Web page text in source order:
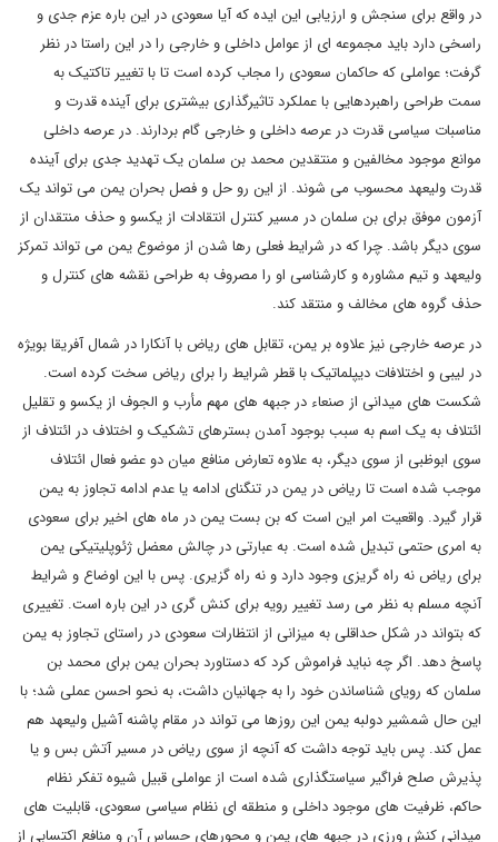
در واقع برای سنجش و ارزیابی این ایده که آیا سعودی در این باره عزم جدی و
راسخی دارد باید مجموعه ای از عوامل داخلی و خارجی را در این راستا در نظر
گرفت؛ عواملی که حاکمان سعودی را مجاب کرده است تا با تغییر تاکتیک به
سمت طراحی راهبردهایی با عملکرد تاثیرگذاری بیشتری برای آینده قدرت و
مناسبات سیاسی قدرت در عرصه داخلی و خارجی گام بردارند. در عرصه داخلی
موانع موجود مخالفین و منتقدین محمد بن سلمان یک تهدید جدی برای آینده
قدرت ولیعهد محسوب می شوند. از این رو حل و فصل بحران یمن می تواند یک
آزمون موفق برای بن سلمان در مسیر کنترل انتقادات از یکسو و حذف منتقدان از
سوی دیگر باشد. چرا که در شرایط فعلی رها شدن از موضوع یمن می تواند تمرکز
ولیعهد و تیم مشاوره و کارشناسی او را مصروف به طراحی نقشه های کنترل و
حذف گروه های مخالف و منتقد کند.
در عرصه خارجی نیز علاوه بر یمن، تقابل های ریاض با آنکارا در شمال آفریقا بویژه
در لیبی و اختلافات دیپلماتیک با قطر شرایط را برای ریاض سخت کرده است.
شکست های میدانی از صنعاء در جبهه های مهم مأرب و الجوف از یکسو و تقلیل
ائتلاف به یک اسم به سبب بوجود آمدن بسترهای تشکیک و اختلاف در ائتلاف از
سوی ابوظبی از سوی دیگر، به علاوه تعارض منافع میان دو عضو فعال ائتلاف
موجب شده است تا ریاض در یمن در تنگنای ادامه یا عدم ادامه تجاوز به یمن
قرار گیرد. واقعیت امر این است که بن بست یمن در ماه های اخیر برای سعودی
به امری حتمی تبدیل شده است. به عبارتی در چالش معضل ژئوپلیتیکی یمن
برای ریاض نه راه گریزی وجود دارد و نه راه گزیری. پس با این اوضاع و شرایط
آنچه مسلم به نظر می رسد تغییر رویه برای کنش گری در این باره است. تغییری
که بتواند در شکل حداقلی به میزانی از انتظارات سعودی در راستای تجاوز به یمن
پاسخ دهد. اگر چه نباید فراموش کرد که دستاورد بحران یمن برای محمد بن
سلمان که رویای شناساندن خود را به جهانیان داشت، به نحو احسن عملی شد؛ با
این حال شمشیر دولبه یمن این روزها می تواند در مقام پاشنه آشیل ولیعهد هم
عمل کند. پس باید توجه داشت که آنچه از سوی ریاض در مسیر آتش بس و یا
پذیرش صلح فراگیر سیاستگذاری شده است از عواملی قبیل شیوه تفکر نظام
حاکم، ظرفیت های موجود داخلی و منطقه ای نظام سیاسی سعودی، قابلیت های
میدانی کنش ورزی در جبهه های یمن و محورهای حساس آن و منافع اکتسابی از